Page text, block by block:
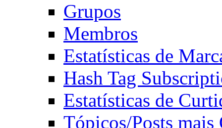
Grupos
Membros
Estatísticas de
Hash Tag
Estatísticas de
Tópicos/Posts mais